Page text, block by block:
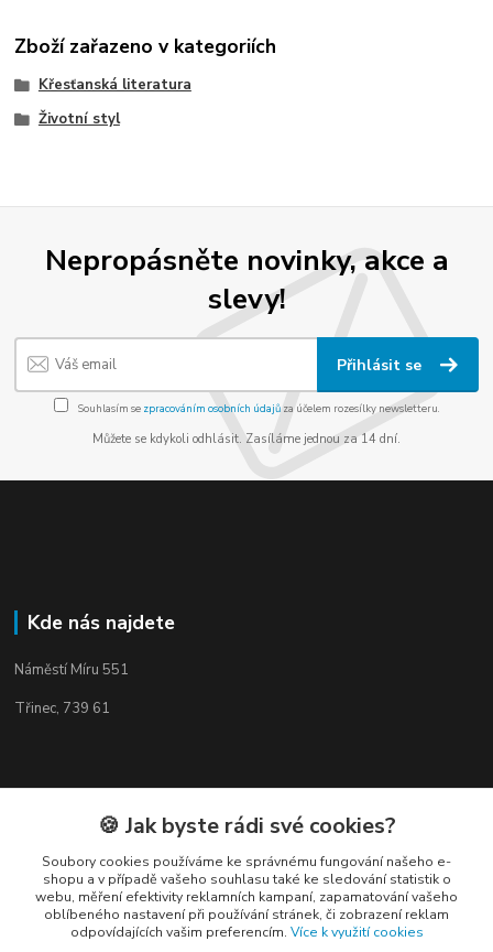
Zboží zařazeno v kategoriích
Křesťanská literatura
Životní styl
Nepropásněte novinky, akce a
slevy!
Přihlásit se
Souhlasím se zpracováním osobních údajůza účelem rozesílky newsletteru.
Můžete se kdykoli odhlásit. Zasíláme jednou za 14 dní.
Kde nás najdete
Náměstí Míru 551
Třinec, 739 61
Kontakty🍪 Jak byste rádi své cookies?
Soubory cookies používáme ke správnému fungování našeho e-
shopu a v případě vašeho souhlasu také ke sledování statistik o
webu, měření efektivity reklamních kampaní, zapamatování vašeho
oblíbeného nastavení při používání stránek, či zobrazení reklam
odpovídajících vašim preferencím. Více k využití cookies